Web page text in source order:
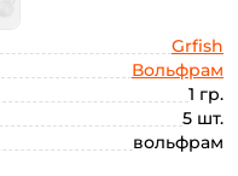
Grfish
Вольфрам
1 гр.
5 шт.
вольфрам